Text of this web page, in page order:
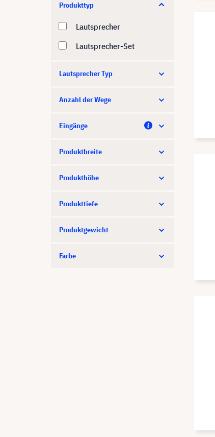
Shure
Produkttyp
Lautsprecher
Lautsprecher-Set
Lautsprecher Typ
Anzahl der Wege
Eingänge
Produktbreite
Produkthöhe
Produkttiefe
Produktgewicht
Farbe